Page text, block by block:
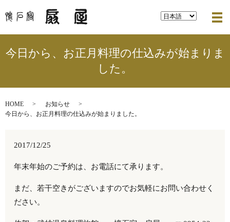
今日から、お正月料理の仕込みが始まりま
した。
HOME
お知らせ
今日から、お正月料理の仕込みが始まりました。
2017/12/25
年末年始のご予約は、お電話にて承ります。
まだ、若干空きがございますのでお気軽にお問い合わせく
ださい。